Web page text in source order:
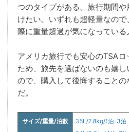
つのタイプがある。旅行期間
けたい。いずれも超軽量なので
際に重量超過が気になっている
アメリカ旅行でも安心のTSAロ
ため、旅先を選ばないのも嬉
ので、購入して後悔することの
だ。
サイズ/重量/泊数
35L/2.8kg/1泊-3泊